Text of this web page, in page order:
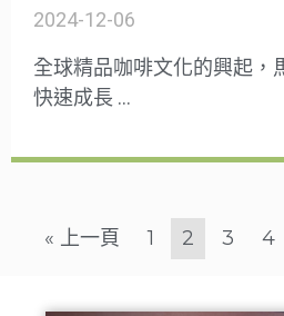
2024-12-06
全球精品咖啡文化的興起，
快速成長 …
« 上一頁 1 2 3 4